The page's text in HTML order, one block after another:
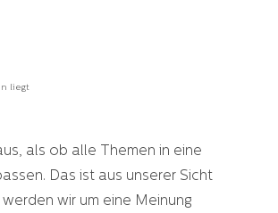
liegt
als ob alle Themen in eine
Das ist aus unserer Sicht
wir um eine Meinung